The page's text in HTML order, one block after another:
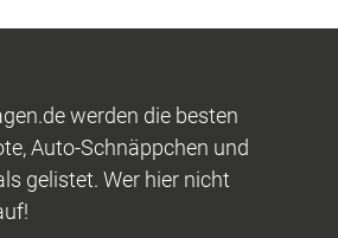
werden die besten
Auto-Schnäppchen und
gelistet. Wer hier nicht